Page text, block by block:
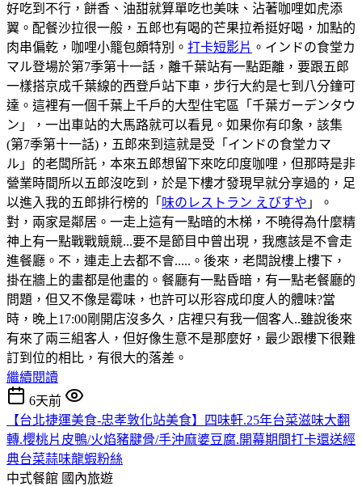
好吃到不行，餅香、油甜就算單吃也美味、沾著咖哩如虎添
翼。配餐沙拉很一般，五郎也有喝的芒果拉希挺好喝，加點的
肉串偏乾，咖哩小籠包頗特別。 打卡短影片 。インドの食堂カ
マル登場於第7季第十一話，離千葉站有一點距離，要跟五郎
一樣搭京成千葉線的西登戶站下車，步行大約是七到八分鐘可
達。這裡有一個千葉上千戶的大型住宅區「千葉ガーデンタウ
ン」，一出車站的大馬路就可以看見。如果你有印象，該集
(第7季第十一話)，五郎來到這就是受「インドの食堂カマ
ル」的老闆所託，本來五郎想留下來吃印度咖哩，但那時是非
營業時間所以五郎沒吃到，於是下樓才發現早就分享過的，足
以進入我的五郎排行榜的「 味のレストラン えびすや 」。
對，兩家是鄰居。一走上這有一點暗的木梯，不曉得為什麼精
神上有一點戰戰競競...要不是節目中曾出現，我應該是不會走
進餐廳。不，連走上去都不會.....。後來，老闆說樓上樓下，
掛在牆上的畫都是他畫的。餐廳有一點昏暗，有一點老餐廳的
問題，但又不像是霉味，也許可以形容成印度人的體味?當
時，晚上17:00剛開店沒多久，店裡只有我一個客人..雖說後來
有來了兩三組客人，但好像生意不是那麼好，最少跟樓下很難
訂到位的相比，有很大的落差。
繼續閱讀
6天前
【台北捷運美食-忠孝敦化站美食】四味軒.25年台菜滋味大翻
轉.櫻桃片皮鴨/火焰豬腱骨/手沖麻婆豆腐.開幕期間打卡還送經
典台菜蒜味龍蝦粉絲
中式餐館 國內旅遊